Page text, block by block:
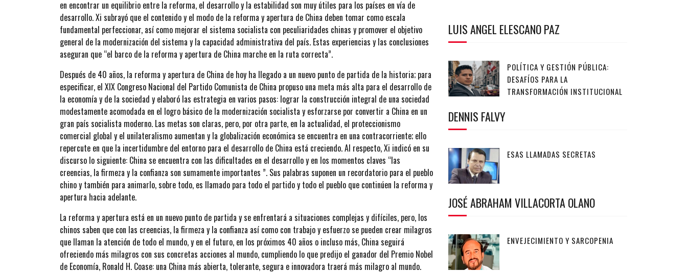
en encontrar un equilibrio entre la reforma, el desarrollo y la estabilidad son muy útiles para los países en vía de
desarrollo. Xi subrayó que el contenido y el modo de la reforma y apertura de China deben tomar como escala
fundamental perfeccionar, así como mejorar el sistema socialista con peculiaridades chinas y promover el objetivo
general de la modernización del sistema y la capacidad administrativa del país. Estas experiencias y las conclusiones
aseguran que “el barco de la reforma y apertura de China marche en la ruta correcta”.
Después de 40 años, la reforma y apertura de China de hoy ha llegado a un nuevo punto de partida de la historia; para
especificar, el XIX Congreso Nacional del Partido Comunista de China propuso una meta más alta para el desarrollo de
la economía y de la sociedad y elaboró las estrategia en varios pasos: lograr la construcción integral de una sociedad
modestamente acomodada en el logro básico de la modernización socialista y esforzarse por convertir a China en un
gran país socialista moderno. Las metas son claras, pero, por otra parte, en la actualidad, el proteccionismo
comercial global y el unilateralismo aumentan y la globalización económica se encuentra en una contracorriente; ello
repercute en que la incertidumbre del entorno para el desarrollo de China está creciendo. Al respecto, Xi indicó en su
discurso lo siguiente: China se encuentra con las dificultades en el desarrollo y en los momentos claves “las
creencias, la firmeza y la confianza son sumamente importantes ”. Sus palabras suponen un recordatorio para el pueblo
chino y también para animarlo, sobre todo, es llamado para todo el partido y todo el pueblo que continúen la reforma y
apertura hacia adelante.
La reforma y apertura está en un nuevo punto de partida y se enfrentará a situaciones complejas y difíciles, pero, los
chinos saben que con las creencias, la firmeza y la confianza así como con trabajo y esfuerzo se pueden crear milagros
que llaman la atención de todo el mundo, y en el futuro, en los próximos 40 años o incluso más, China seguirá
ofreciendo más milagros con sus concretas acciones al mundo, cumpliendo lo que predijo el ganador del Premio Nobel
de Economía, Ronald H. Coase: una China más abierta, tolerante, segura e innovadora traerá más milagro al mundo.
LUIS ANGEL ELESCANO PAZ
POLÍTICA Y GESTIÓN PÚBLICA:
DESAFÍOS PARA LA
TRANSFORMACIÓN INSTITUCIONAL
DENNIS FALVY
ESAS LLAMADAS SECRETAS
JOSÉ ABRAHAM VILLACORTA OLANO
ENVEJECIMIENTO Y SARCOPENIA